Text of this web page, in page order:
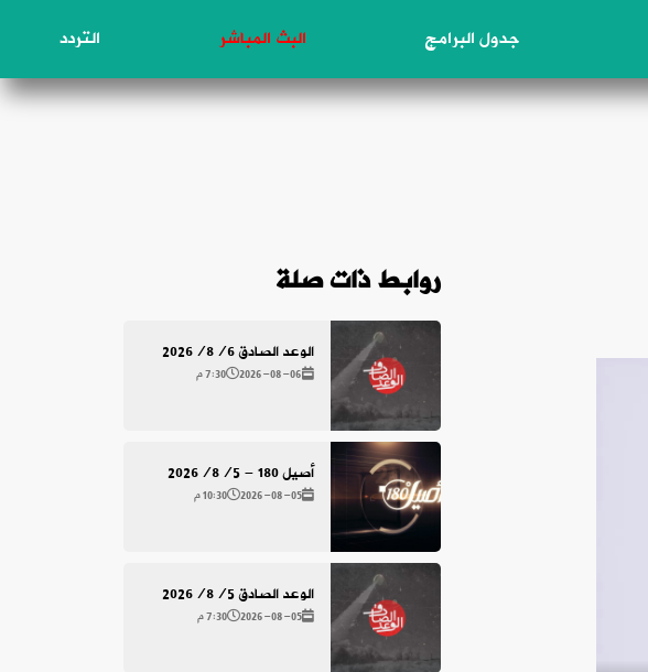
جدول البرامج البث المباشر التردد
روابط ذات صلة
الوعد الصادق 2026/8/6
2026-08-06 7:30 م
أصيل 180 - 2026/8/5
2026-08-05 10:30 م
الوعد الصادق 2026/8/5
2026-08-05 7:30 م